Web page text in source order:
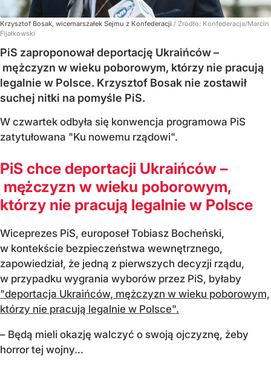
Krzysztof Bosak, wicemarszałek Sejmu z Konfederacji / Źródło: Konfederacja/Marcin
Fijałkowski
PiS zaproponował deportację Ukraińców –
mężczyzn w wieku poborowym, którzy nie pracują
legalnie w Polsce. Krzysztof Bosak nie zostawił
suchej nitki na pomyśle PiS.
W czwartek odbyła się konwencja programowa PiS
zatytułowana "Ku nowemu rządowi".
PiS chce deportacji Ukraińców –
mężczyzn w wieku poborowym,
którzy nie pracują legalnie w Polsce
Wiceprezes PiS, europoseł Tobiasz Bocheński,
w kontekście bezpieczeństwa wewnętrznego,
zapowiedział, że jedną z pierwszych decyzji rządu,
w przypadku wygrania wyborów przez PiS, byłaby
"deportacja Ukraińców, mężczyzn w wieku poborowym,
którzy nie pracują legalnie w Polsce".
– Będą mieli okazję walczyć o swoją ojczyznę, żeby
horror tej wojny...